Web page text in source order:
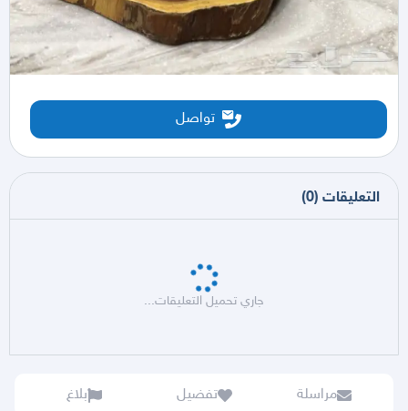
تواصل
التعليقات (
0
)
جاري تحميل التعليقات...
مراسلة تفضيل بلاغ